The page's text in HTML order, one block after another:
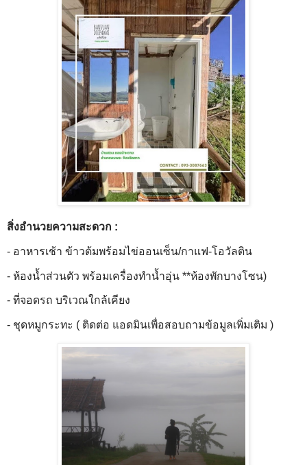
สิ่งอำนวยความสะดวก :
- อาหารเช้า ข้าวต้มพร้อมไข่ออนเซ็น/กาแฟ-โอวัลติน
- ห้องน้ำส่วนตัว พร้อมเครื่องทำน้ำอุ่น **ห้องพักบางโซน)
- ที่จอดรถ บริเวณใกล้เคียง
- ชุดหมูกระทะ ( ติดต่อ แอดมินเพื่อสอบถามข้อมูลเพิ่มเติม )